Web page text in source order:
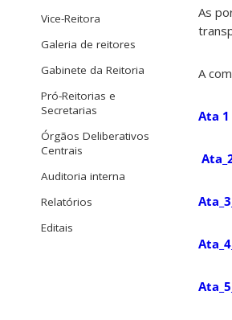
Vice-Reitora
Galeria de reitores
Gabinete da Reitoria
Pró-Reitorias e
Secretarias
Órgãos Deliberativos
Centrais
Auditoria interna
Relatórios
Editais
As
A
Ata 1